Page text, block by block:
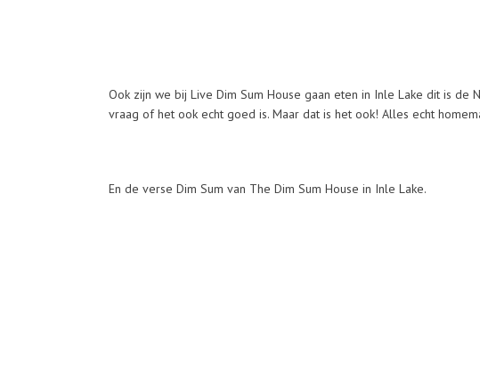
Ook zijn we bij Live Dim Sum House gaan eten in Inle Lake dit is de
vraag of het ook echt goed is. Maar dat is het ook! Alles echt
En de verse Dim Sum van The Dim Sum House in Inle Lake.